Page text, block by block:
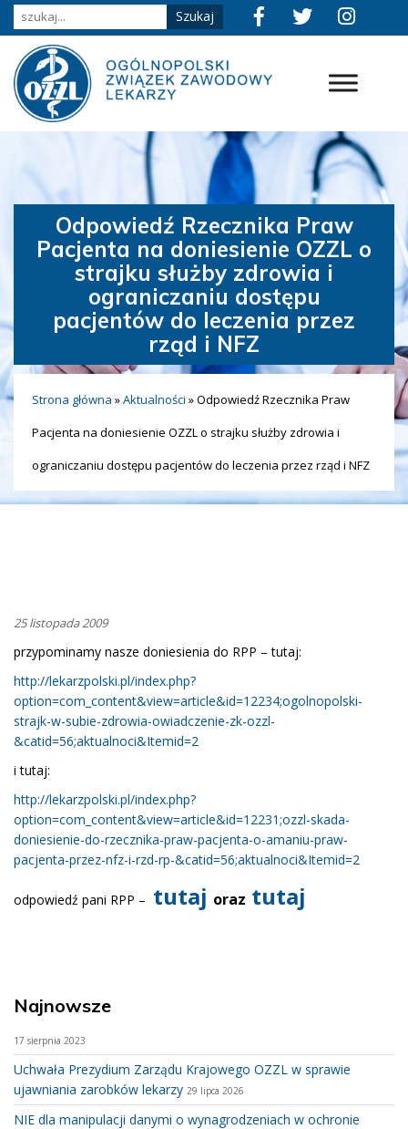
Odpowiedź Rzecznika Praw
Pacjenta na doniesienie OZZL o
strajku służby zdrowia i
ograniczaniu dostępu
pacjentów do leczenia przez
rząd i NFZ
Strona główna »Aktualności »Odpowiedź Rzecznika Praw
Pacjenta na doniesienie OZZL o strajku służby zdrowia i
ograniczaniu dostępu pacjentów do leczenia przez rząd i NFZ
25 listopada 2009
przypominamy nasze doniesienia do RPP – tutaj:
http://lekarzpolski.pl/index.php?
option=com_content&view=article&id=12234;ogolnopolski-
strajk-w-subie-zdrowia-owiadczenie-zk-ozzl-
&catid=56;aktualnoci&Itemid=2
i tutaj:
http://lekarzpolski.pl/index.php?
option=com_content&view=article&id=12231;ozzl-skada-
doniesienie-do-rzecznika-praw-pacjenta-o-amaniu-praw-
pacjenta-przez-nfz-i-rzd-rp-&catid=56;aktualnoci&Itemid=2
odpowiedź pani RPP – tutaj oraz tutaj
Najnowsze
17 sierpnia 2023
Uchwała Prezydium Zarządu Krajowego OZZL w sprawie
ujawniania zarobków lekarzy 29 lipca 2026
NIE dla manipulacji danymi o wynagrodzeniach w ochronie